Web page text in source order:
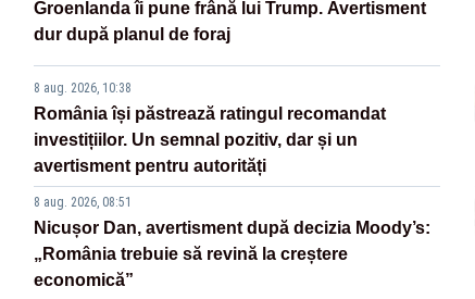
Groenlanda îi pune frână lui Trump. Avertisment
dur după planul de foraj
8 aug. 2026, 10:38
România își păstrează ratingul recomandat
investițiilor. Un semnal pozitiv, dar și un
avertisment pentru autorități
8 aug. 2026, 08:51
Nicușor Dan, avertisment după decizia Moody’s:
„România trebuie să revină la creștere
economică”